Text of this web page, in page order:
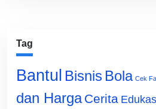
Tag
Bantul Bisnis Bola Cek
dan Harga Cerita